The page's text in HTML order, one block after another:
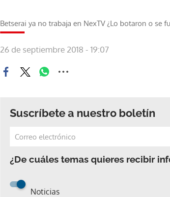
Betserai ya no trabaja en NexTV ¿Lo botaron o se
26 de septiembre 2018 - 19:07
Suscríbete a nuestro boletín
¿De cuáles temas quieres recibir
Noticias